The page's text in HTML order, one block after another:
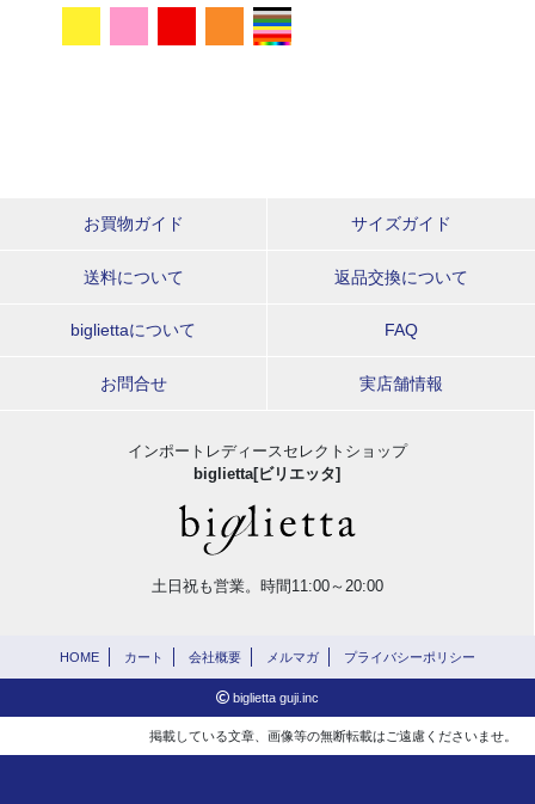
お買物ガイド サイズガイド
送料について 返品交換について
bigliettaについて FAQ
お問合せ 実店舗情報
インポートレディースセレクトショップ
biglietta[ビリエッタ]
土日祝も営業。時間11:00～20:00
HOME カート 会社概要 メルマガ プライバシーポリシー
biglietta guji.inc
掲載している文章、画像等の無断転載はご遠慮くださいませ。